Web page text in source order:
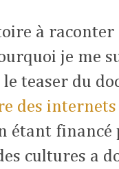
à raconter
je me
teaser du
des
étant
cultures a